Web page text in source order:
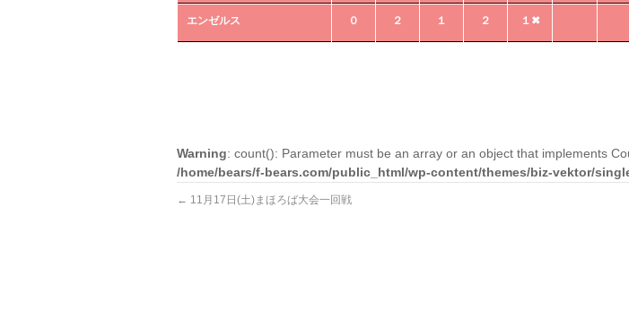
エンゼルス ０ ２ １ ２ １✖
Warning: count(): Parameter must be an array or an object that implements
/home/bears/f-bears.com/public_html/wp-content/themes/biz-vektor/
← 11月17日(土)まほろば大会一回戦